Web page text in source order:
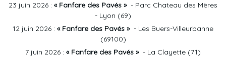
23 juin 2026 : « Fanfare des Pavés » - Parc Chateau des Mères
- Lyon (69)
12 juin 2026 : « Fanfare des Pavés » - Les Buers-Villeurbanne
(69100)
7 juin 2026 : « Fanfare des Pavés » - La Clayette (71)